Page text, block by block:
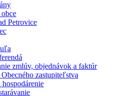
Petrovice
zmlúv, objednávok a faktúr
Obecného zastupiteľstva
hospodárenie